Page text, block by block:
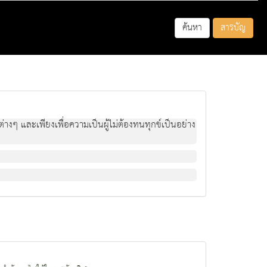
ค้นหา สารบัญ
งๆ และเพียงเพื่อความเป็นผู้ไม่ต้องทนทุกข์เป็นอย่าง